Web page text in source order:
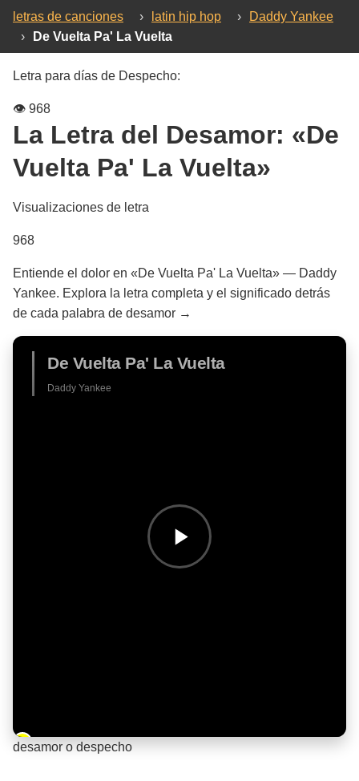
letras de canciones › latin hip hop ›
Daddy Yankee
›
De Vuelta Pa' La Vuelta
Letra para días de Despecho:
👁️ 968
La Letra del Desamor: «De
Vuelta Pa' La Vuelta»
Visualizaciones de letra
968
Entiende el dolor en «De Vuelta Pa' La Vuelta» — Daddy
Yankee. Explora la letra completa y el significado detrás
de cada palabra de desamor →
De Vuelta Pa' La Vuelta
Daddy Yankee
Barra de progreso de la reproducción
desamor o despecho